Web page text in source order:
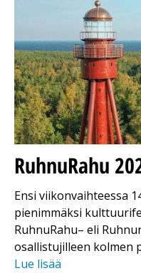
RuhnuRahu
Ensi viikonvaihteessa
pienimmäksi
RuhnuRahu– eli
osallistujilleen kolmen
Lue lisää